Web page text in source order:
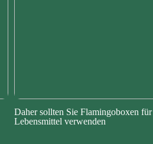
Daher sollten Sie Flamingoboxen für
Lebensmittel verwenden